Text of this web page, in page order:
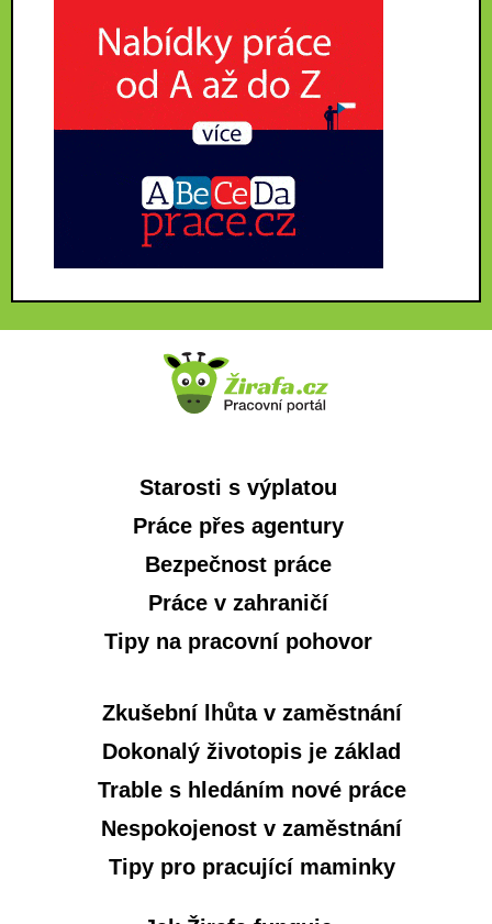
Starosti s výplatou
Práce přes agentury
Bezpečnost práce
Práce v zahraničí
Tipy na pracovní pohovor
Zkušební lhůta v zaměstnání
Dokonalý životopis je základ
Trable s hledáním nové práce
Nespokojenost v zaměstnání
Tipy pro pracující maminky